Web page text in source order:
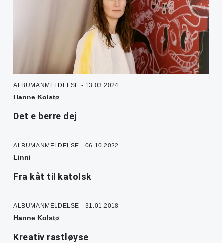
ALBUMANMELDELSE - 13.03.2024
Hanne Kolstø
Det e berre dej
ALBUMANMELDELSE - 06.10.2022
Linni
Fra kåt til katolsk
ALBUMANMELDELSE - 31.01.2018
Hanne Kolstø
Kreativ rastløyse